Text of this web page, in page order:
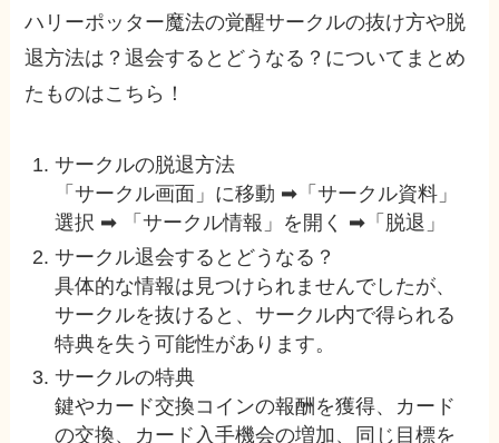
ハリーポッター魔法の覚醒サークルの抜け方や脱
退方法は？退会するとどうなる？についてまとめ
たものはこちら！
サークルの脱退方法
「サークル画面」に移動 ➡「サークル資料」
選択 ➡ 「サークル情報」を開く ➡「脱退」
サークル退会するとどうなる？
具体的な情報は見つけられませんでしたが、
サークルを抜けると、サークル内で得られる
特典を失う可能性があります。
サークルの特典
鍵やカード交換コインの報酬を獲得、カード
の交換、カード入手機会の増加、同じ目標を